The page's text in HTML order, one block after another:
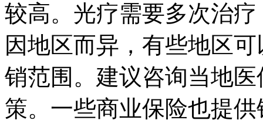
较高。光疗需要多次治
因地区而异，有些地区
销范围。建议咨询当地
策。一些商业保险也提